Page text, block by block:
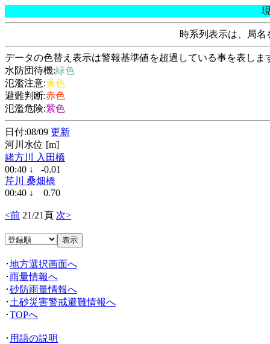
時系列表示は、局
データの色替え表示は警報基準値を超過している事を表しま
水防団待機:緑色
氾濫注意:黄色
避難判断:赤色
氾濫危険:紫色
日付:08/09 更新
河川水位 [m]
緒方川 入田橋
00:40 ↓ -0.01
芹川 桑畑橋
00:40 ↓ 0.70
<前 21/21頁 次>
･地方選択画面へ
･雨量情報へ
･砂防雨量情報へ
･ 土砂災害警戒避難情報へ
･TOPへ
･ 用語の説明